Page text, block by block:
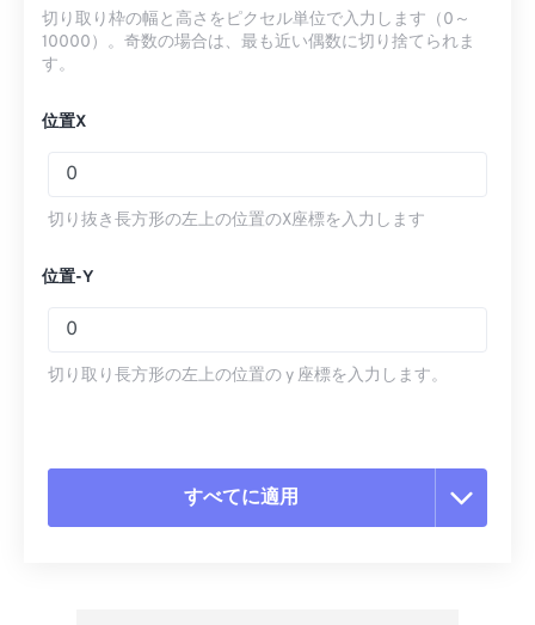
切り取り枠の幅と高さをピクセル単位で入力します（0～
10000）。奇数の場合は、最も近い偶数に切り捨てられま
す。
位置X
切り抜き長方形の左上の位置のX座標を入力します
位置-Y
切り取り長方形の左上の位置の y 座標を入力します。
すべてに適用